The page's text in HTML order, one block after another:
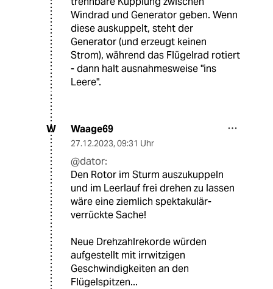
Windrad und Generator geben. Wenn
diese auskuppelt, steht der
Generator (und erzeugt keinen
Strom), während das Flügelrad rotiert
- dann halt ausnahmesweise "ins
Leere".
W Waage69
27.12.2023, 09:31 Uhr
@dator:
Den Rotor im Sturm auszukuppeln
und im Leerlauf frei drehen zu lassen
wäre eine ziemlich spektakulär-
verrückte Sache!
Neue Drehzahlrekorde würden
aufgestellt mit irrwitzigen
Geschwindigkeiten an den
Flügelspitzen...